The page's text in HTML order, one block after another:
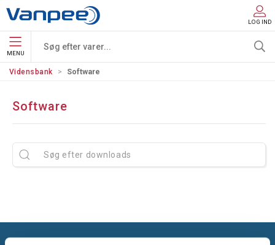
LOG IND
MENU
Vidensbank Software
Software